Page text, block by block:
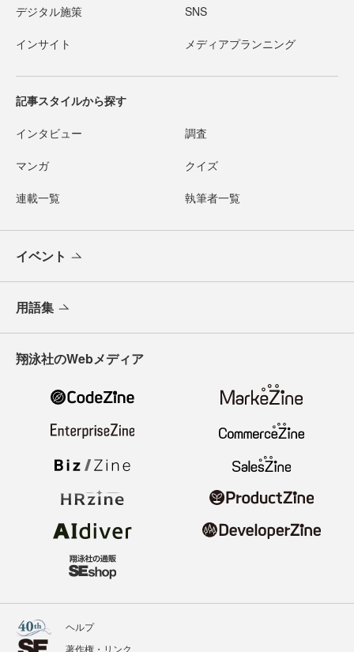
デジタル施策 SNS
インサイト メディアプランニング
記事スタイルから探す
インタビュー 調査
マンガ クイズ
連載一覧 執筆者一覧
イベント
用語集
翔泳社のWebメディア
ヘルプ
著作権・リンク